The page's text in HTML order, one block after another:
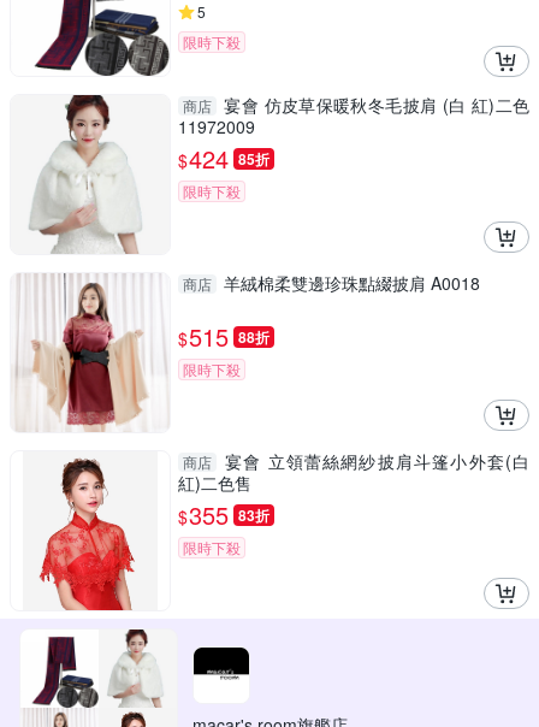
5
限時下殺
商店 宴會 仿皮草保暖秋冬毛披肩 (白 紅)二色
11972009
$424 85折
限時下殺
商店 羊絨棉柔雙邊珍珠點綴披肩 A0018
$515 88折
限時下殺
商店
宴會 立領蕾絲網紗披肩斗篷小外套(白
紅)二色售
$355 83折
限時下殺